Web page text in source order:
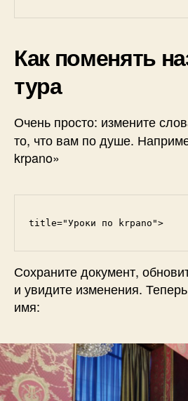
Как поменять
тура
Очень просто: измените
то, что вам по душе.
krpano»
title="Уроки по krpano">
Сохраните документ,
и увидите изменения.
имя: